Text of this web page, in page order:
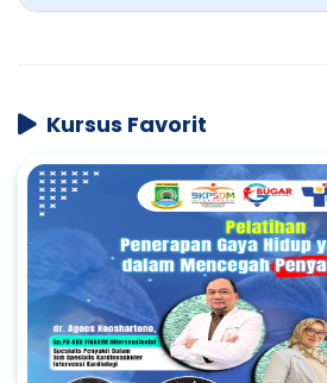
Kursus Favorit